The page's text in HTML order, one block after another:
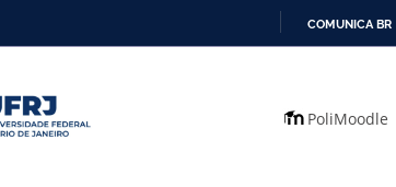
O
COMUNICA BR
PoliMoodle